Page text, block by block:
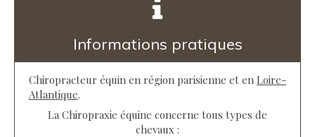
Informations pratiques
Chiropracteur équin en région parisienne et en Loire-
Atlantique.
La Chiropraxie équine concerne tous types de
chevaux :